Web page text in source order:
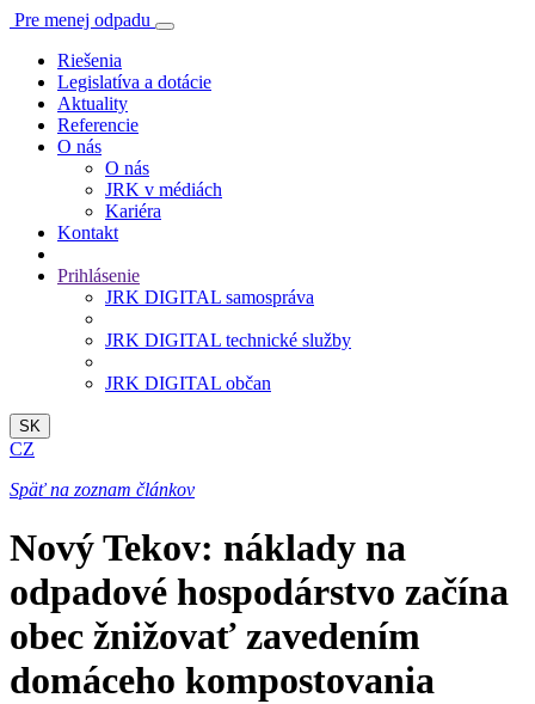
Pre menej odpadu
Riešenia
Legislatíva a dotácie
Aktuality
Referencie
O nás
O nás
JRK v médiách
Kariéra
Kontakt
Prihlásenie
JRK DIGITAL samospráva
JRK DIGITAL technické služby
JRK DIGITAL občan
SK
CZ
Späť na zoznam článkov
Nový Tekov: náklady na
odpadové hospodárstvo začína
obec žnižovať zavedením
domáceho kompostovania